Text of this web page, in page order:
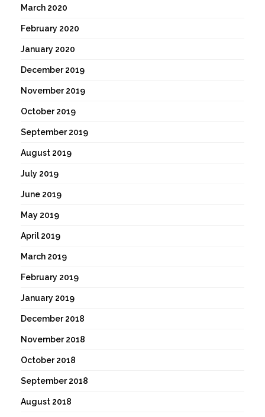
March 2020
February 2020
January 2020
December 2019
November 2019
October 2019
September 2019
August 2019
July 2019
June 2019
May 2019
April 2019
March 2019
February 2019
January 2019
December 2018
November 2018
October 2018
September 2018
August 2018